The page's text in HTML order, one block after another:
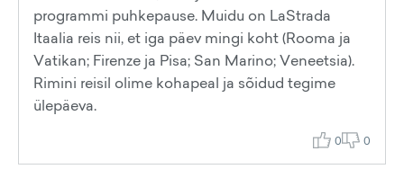
programmi puhkepause. Muidu on LaStrada
Itaalia reis nii, et iga päev mingi koht (Rooma ja
Vatikan; Firenze ja Pisa; San Marino; Veneetsia).
Rimini reisil olime kohapeal ja sõidud tegime
ülepäeva.
0 0